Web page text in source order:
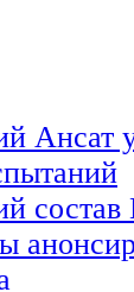
Ансат